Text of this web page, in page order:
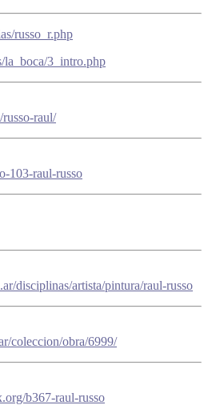
russo_r.php
la_boca/3_intro.php
raul/
103-raul-russo
disciplinas/artista/pintura/raul-russo
coleccion/obra/6999/
b367-raul-russo